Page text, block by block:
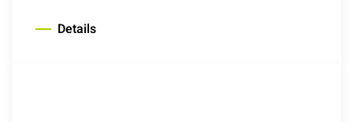
Details